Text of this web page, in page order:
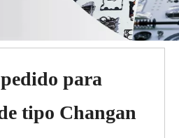
para
tipo Changan